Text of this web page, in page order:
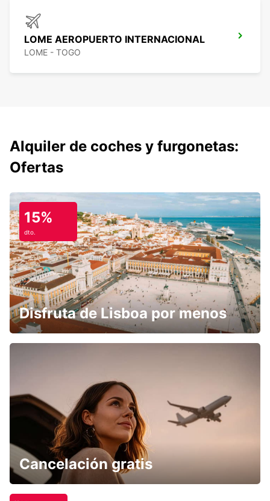
LOME AEROPUERTO INTERNACIONAL
LOME - TOGO
Alquiler de coches y furgonetas:
Ofertas
15%
dto.
Disfruta de Lisboa por menos
Cancelación gratis